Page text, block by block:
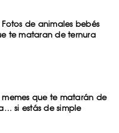
Fotos de animales bebés
te mataran de ternura
memes que te matarán de
si estás de simple